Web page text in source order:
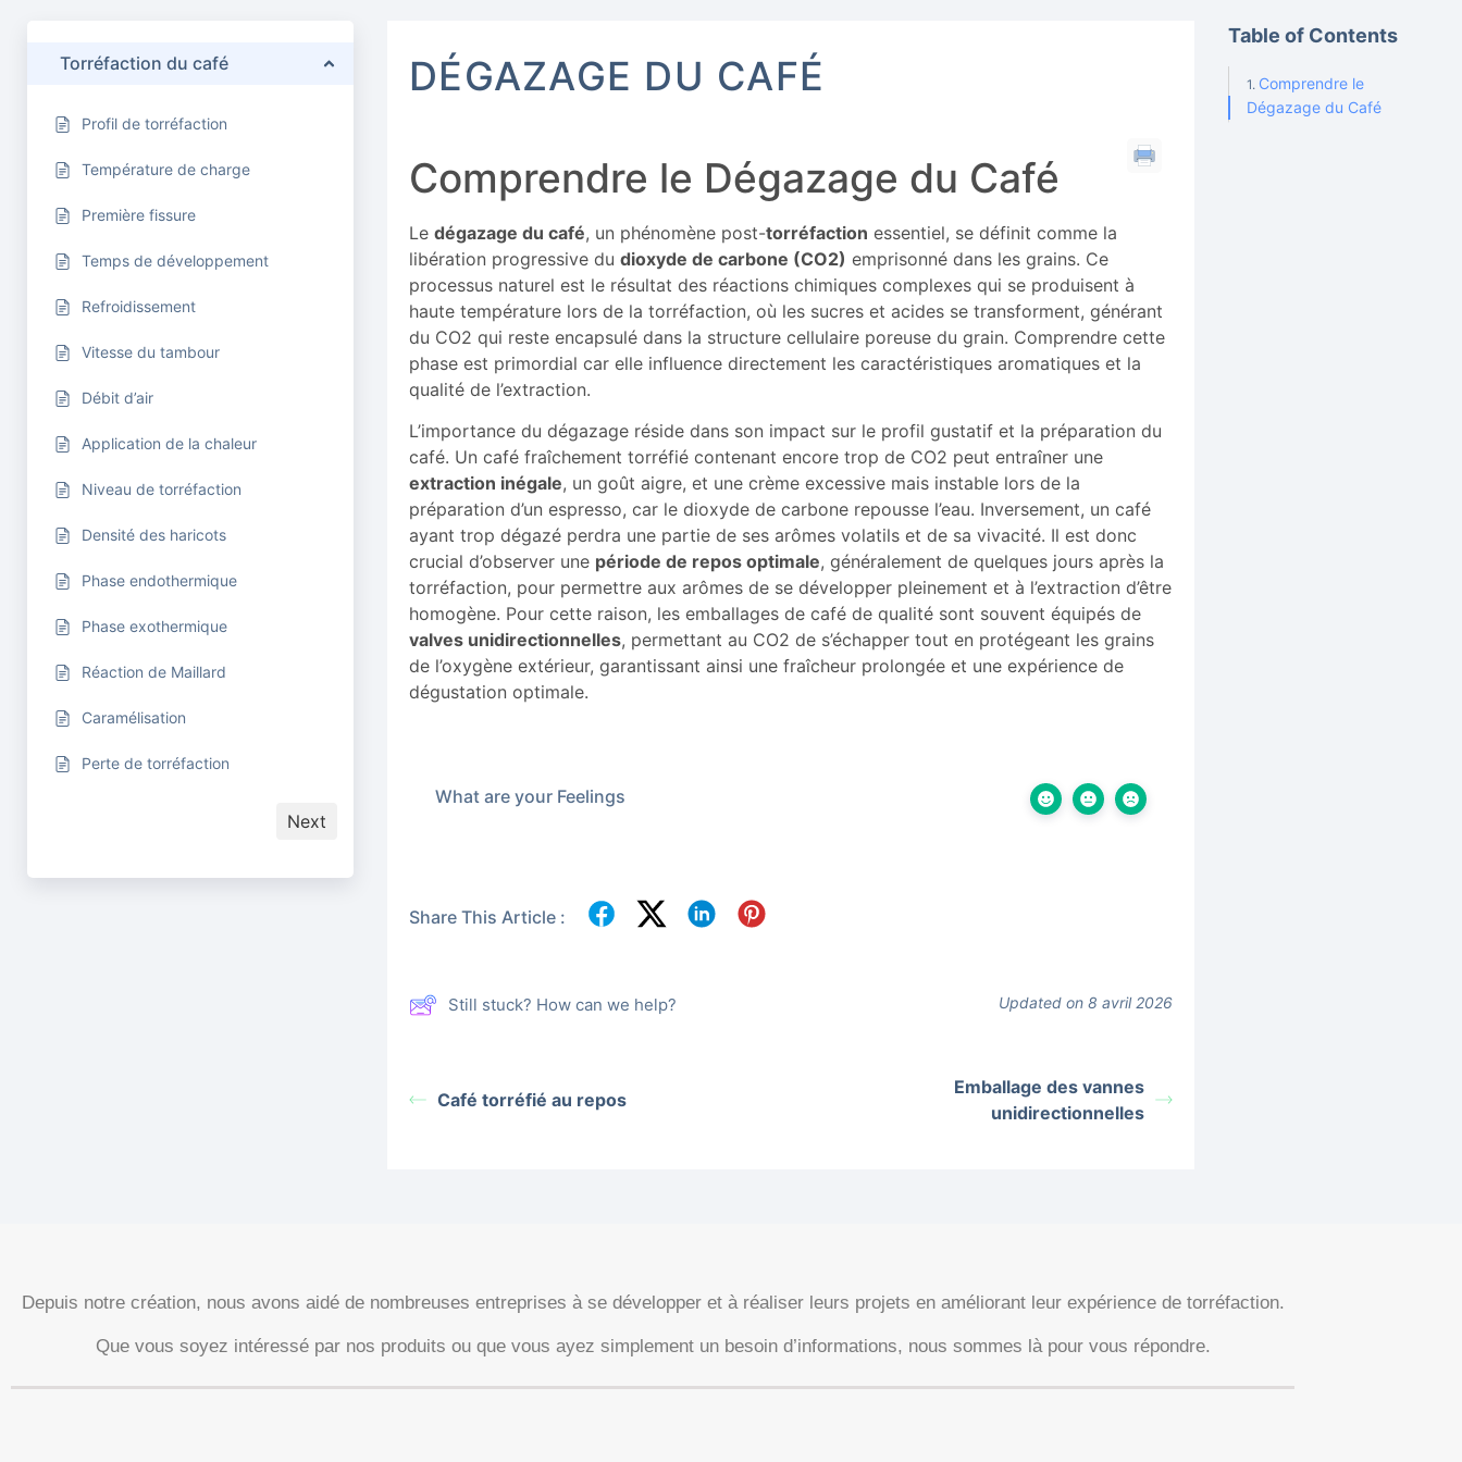
Torréfaction du café
Profil de torréfaction
Température de charge
Première fissure
Temps de développement
Refroidissement
Vitesse du tambour
Débit d’air
Application de la chaleur
Niveau de torréfaction
Densité des haricots
Phase endothermique
Phase exothermique
Réaction de Maillard
Caramélisation
Perte de torréfaction
Next
DÉGAZAGE DU CAFÉ
Comprendre le Dégazage du Café
Le dégazage du café, un phénomène post-torréfaction essentiel, se définit comme la
libération progressive du dioxyde de carbone (CO2) emprisonné dans les grains. Ce
processus naturel est le résultat des réactions chimiques complexes qui se produisent à
haute température lors de la torréfaction, où les sucres et acides se transforment, générant
du CO2 qui reste encapsulé dans la structure cellulaire poreuse du grain. Comprendre cette
phase est primordial car elle influence directement les caractéristiques aromatiques et la
qualité de l’extraction.
L’importance du dégazage réside dans son impact sur le profil gustatif et la préparation du
café. Un café fraîchement torréfié contenant encore trop de CO2 peut entraîner une
extraction inégale, un goût aigre, et une crème excessive mais instable lors de la
préparation d’un espresso, car le dioxyde de carbone repousse l’eau. Inversement, un café
ayant trop dégazé perdra une partie de ses arômes volatils et de sa vivacité. Il est donc
crucial d’observer une période de repos optimale, généralement de quelques jours après la
torréfaction, pour permettre aux arômes de se développer pleinement et à l’extraction d’être
homogène. Pour cette raison, les emballages de café de qualité sont souvent équipés de
valves unidirectionnelles, permettant au CO2 de s’échapper tout en protégeant les grains
de l’oxygène extérieur, garantissant ainsi une fraîcheur prolongée et une expérience de
dégustation optimale.
What are your Feelings
Share This Article :
Still stuck? How can we help? Updated on 8 avril 2026
Café torréfié au repos
Emballage des vannes
unidirectionnelles
Table of Contents
Comprendre le
Dégazage du Café
Depuis notre création, nous avons aidé de nombreuses entreprises à se développer et à réaliser leurs projets en améliorant leur expérience de torréfaction.
Que vous soyez intéressé par nos produits ou que vous ayez simplement un besoin d’informations, nous sommes là pour vous répondre.